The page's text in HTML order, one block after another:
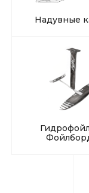
Надувные